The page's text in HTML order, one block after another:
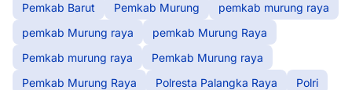
Pemkab Barut
Pemkab Murung
pemkab murung raya
pemkab Murung raya
pemkab Murung Raya
Pemkab murung raya
Pemkab Murung raya
Pemkab Murung Raya
Polresta Palangka Raya
Polri